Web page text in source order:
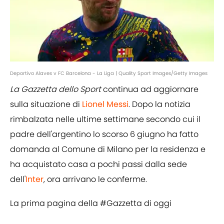
Deportivo Alaves v FC Barcelona - La Liga | Quality Sport Images/Getty Images
La Gazzetta dello Sportcontinua ad aggiornare
sulla situazione di Lionel Messi. Dopo la notizia
rimbalzata nelle ultime settimane secondo cui il
padre dell'argentino lo scorso 6 giugno ha fatto
domanda al Comune di Milano per la residenza e
ha acquistato casa a pochi passi dalla sede
dell'Inter, ora arrivano le conferme.
La prima pagina della #Gazzetta di oggi